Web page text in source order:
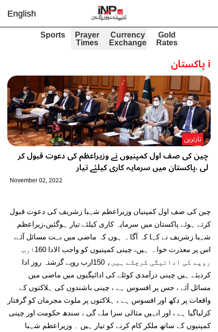
English
Gold
Rates
Currency
Exchange
Prayer
Times
Sports
iپاکستان
چین کی صف اول کمپنیوں نے وزیراعظم کی دعوت قبول کر
لی ،پاکستان میں سرمایہ کاری کیلئے تیار
تازترین
November 02, 2022
چین کی صف اول کمپنیاں وزیراعظم شہبا زشریف کی دعوت قبول
کرتے ہوئے پاکستان میں سرمایہ کاری کیلئے تیار ہوگئیں،زیراعظم
شہبا زشریف نے کہا کہ آگا ہ ہوں کہ ماضی میں بہت مسائل آئے،
اس پر معذرت خوا ہ ہیں، چینی کمپنیوں کو واجب الادا 160ارب
روپے کی ادائیگی کرچکے ہیں، 150ارب روپے گزشتہ روز ادا
کردیئے ہیں چینی درآمدی کوئلے کی ادائیگیوں میں ماضی میں
مسائل آئے ، جس پر افسوس ہے ، چینی باشندوں کی ہلاکتوں کے
واقعات پر دکھ اور افسوس ہے ، ہلاکتوں پر ملوث مجرمان کو گرفتار
کرلیاگیا ہے ، اور انہیں مثالی سزا ملے گی ، سندھ حکومت اور چینی
کمپنیوں کے ساتھ ملکر کام کرنے کو تیار ہیں ۔ وزیراعظم شہبا